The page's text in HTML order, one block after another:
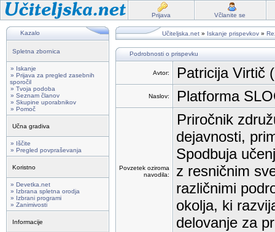
Prijava Včlanite se
Kazalo
Spletna zbornica
» Iskanje
» Prijava za pregled zasebnih
sporočil
» Tvoja podoba
» Seznam članov
» Skupine uporabnikov
» Pomoč
Učna gradiva
» Iščite
» Pregled povpraševanja
Koristno
» Devetka.net
» Izbrana spletna orodja
» Izbrani programi
» Zanimivosti
Informacije
Učiteljska.net » Iskanje prispevkov »
Podrobnosti o prispevku
Avtor: Patricija Virtič (
Naslov: Platforma
Povzetek oziroma
navodila:
Priročnik
dejavnosti,
Spodbuja
z resničnim
različnimi
okolja, ki
delovanje za